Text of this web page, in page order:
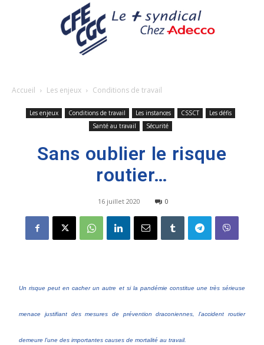
Accueil Les enjeux Conditions de travail
Les enjeux Conditions de travail Les instances CSSCT
Les défis
Santé au travail
Sécurité
Sans oublier le risque
routier…
16 juillet 2020 0
Un risque peut en cacher un autre et si la pandémie constitue une très sérieuse
menace justifiant des mesures de prévention draconiennes, l’accident routier
demeure l’une des importantes causes de mortalité au travail.